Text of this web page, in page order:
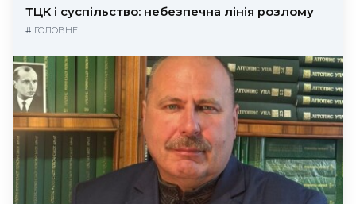
ТЦК і суспільство: небезпечна лінія розлому
# ГОЛОВНЕ